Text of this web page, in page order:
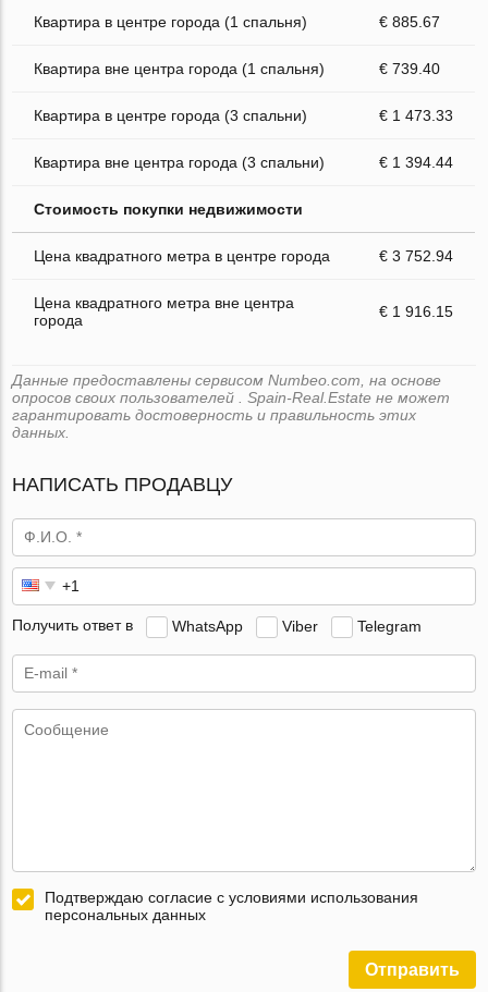
Квартира в центре города (1 спальня) € 885.67
Квартира вне центра города (1 спальня) € 739.40
Квартира в центре города (3 спальни) € 1 473.33
Квартира вне центра города (3 спальни) € 1 394.44
Стоимость покупки недвижимости
Цена квадратного метра в центре города € 3 752.94
Цена квадратного метра вне центра
города
€ 1 916.15
Данные предоставлены сервисом Numbeo.com, на основе
опросов своих пользователей . Spain-Real.Estate не может
гарантировать достоверность и правильность этих
данных.
НАПИСАТЬ ПРОДАВЦУ
Получить ответ в WhatsApp Viber Telegram
Подтверждаю согласие с условиями использования
персональных данных
Отправить